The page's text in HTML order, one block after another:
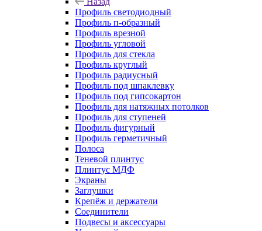
Профиль светодиодный
Профиль п-образный
Профиль врезной
Профиль угловой
Профиль для стекла
Профиль круглый
Профиль радиусный
Профиль под шпаклевку
Профиль под гипсокартон
Профиль для натяжных потолков
Профиль для ступеней
Профиль фигурный
Профиль герметичный
Полоса
Теневой плинтус
Плинтус МДФ
Экраны
Заглушки
Крепёж и держатели
Соединители
Подвесы и аксессуары